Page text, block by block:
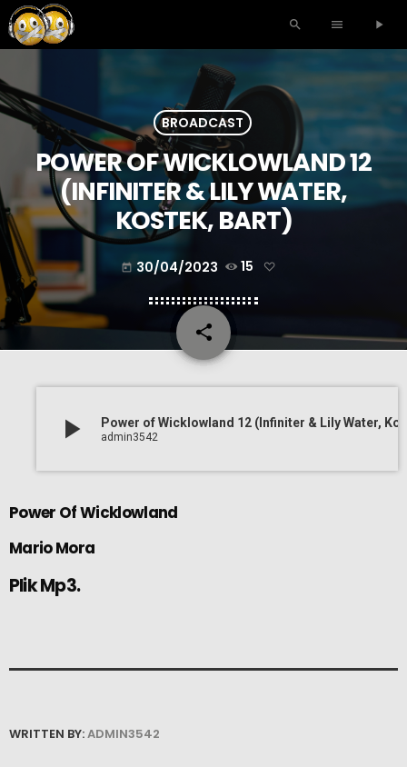
search menu play_arrow
BROADCAST
POWER OF WICKLOWLAND 12
(INFINITER & LILY WATER,
KOSTEK, BART)
today 30/04/2023 15
share
email
play_arrow admin3542
Power Of Wicklowland
Mario Mora
Plik Mp3.
WRITTEN BY:ADMIN3542